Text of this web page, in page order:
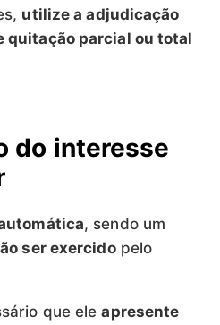
utilize a adjudicação
quitação parcial ou total
do interesse
, sendo um
ser exercidopelo
que eleapresente